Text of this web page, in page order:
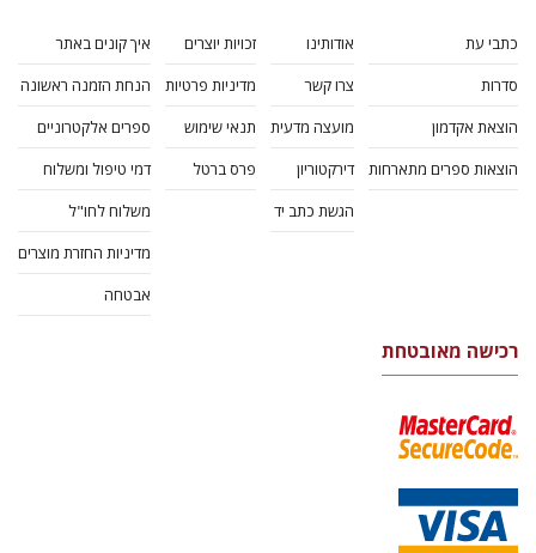
כתבי עת
סדרות
הוצאת אקדמון
הוצאות ספרים מתארחות
אודותינו
צרו קשר
מועצה מדעית
דירקטוריון
הגשת כתב יד
זכויות יוצרים
מדיניות פרטיות
תנאי שימוש
פרס ברטל
איך קונים באתר
הנחת הזמנה ראשונה
ספרים אלקטרוניים
דמי טיפול ומשלוח
משלוח לחו"ל
מדיניות החזרת מוצרים
אבטחה
רכישה מאובטחת